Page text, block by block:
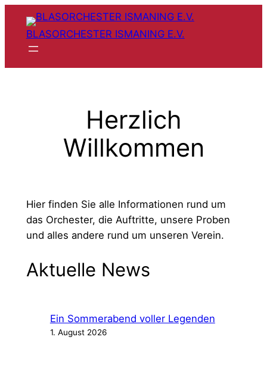
Inhalt
springen
BLASORCHESTER ISMANING E.V.
Herzlich
Willkommen
Hier finden Sie alle Informationen rund um
das Orchester, die Auftritte, unsere Proben
und alles andere rund um unseren Verein.
Aktuelle News
Ein Sommerabend voller Legenden
1. August 2026